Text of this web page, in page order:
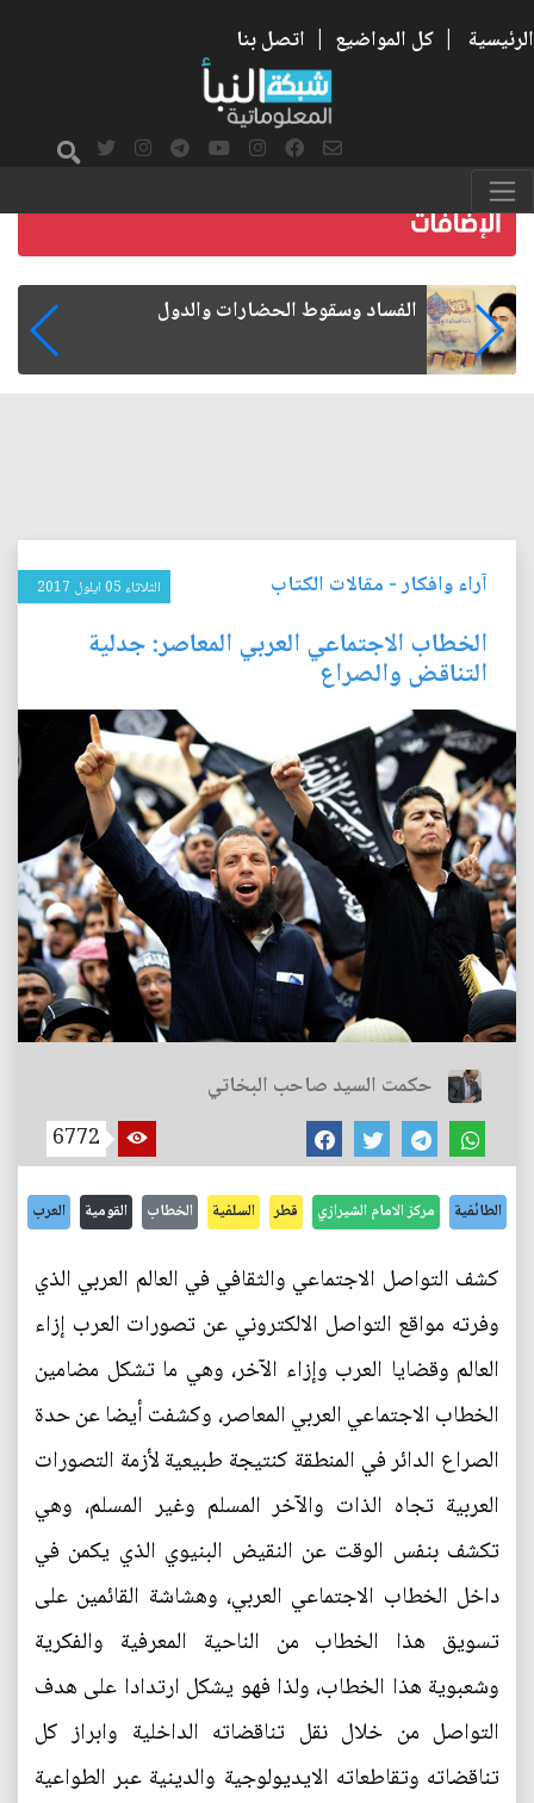
الرئيسية | كل المواضيع | اتصل بنا
رواتب الموظفين على صفيح ساخن
آراء وافكار- مقالات الكتاب الثلاثاء 05 ايلول 2017
الخطاب الاجتماعي العربي المعاصر: جدلية
التناقض والصراع
حكمت السيد صاحب البخاتي
6772
الطائفية مركز الامام الشيرازي قطر السلفية الخطاب القومية العرب
كشف التواصل الاجتماعي والثقافي في العالم العربي الذي
وفرته مواقع التواصل الالكتروني عن تصورات العرب إزاء
العالم وقضايا العرب وإزاء الآخر، وهي ما تشكل مضامين
الخطاب الاجتماعي العربي المعاصر، وكشفت أيضا عن حدة
الصراع الدائر في المنطقة كنتيجة طبيعية لأزمة التصورات
العربية تجاه الذات والآخر المسلم وغير المسلم، وهي
تكشف بنفس الوقت عن النقيض البنيوي الذي يكمن في
داخل الخطاب الاجتماعي العربي، وهشاشة القائمين على
تسويق هذا الخطاب من الناحية المعرفية والفكرية
وشعبوية هذا الخطاب، ولذا فهو يشكل ارتدادا على هدف
التواصل من خلال نقل تناقضاته الداخلية وابراز كل
تناقضاته وتقاطعاته الايديولوجية والدينية عبر الطواعية